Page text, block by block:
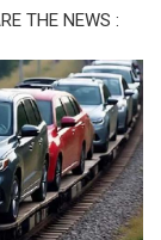
THE NEWS :